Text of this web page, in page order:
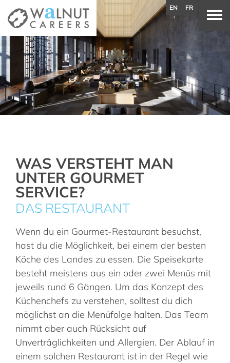
WAS VERSTEHT MAN
UNTER GOURMET
SERVICE?
DAS RESTAURANT
Wenn du ein Gourmet-Restaurant besuchst,
hast du die Möglichkeit, bei einem der besten
Köche des Landes zu essen. Die Speisekarte
besteht meistens aus ein oder zwei Menüs mit
jeweils rund 6 Gängen. Um das Konzept des
Küchenchefs zu verstehen, solltest du dich
möglichst an die Menüfolge halten. Das Team
nimmt aber auch Rücksicht auf
Unverträglichkeiten und Allergien. Der Ablauf in
einem solchen Restaurant ist in der Regel wie
EN FR